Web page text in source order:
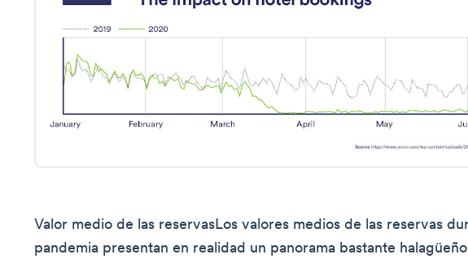
Valor medio de las reservasLos valores medios de las reservas
pandemia presentan en realidad un panorama bastante